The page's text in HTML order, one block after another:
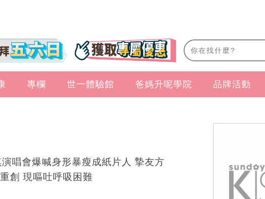
專欄 世一體驗館 爸媽升呢學院 品牌活動
唱會爆喊身形暴瘦成紙片人 摯友方
創 現嘔吐呼吸困難